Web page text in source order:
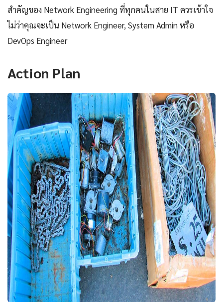
สำคัญของ Network Engineering ที่ทุกคนในสาย IT ควรเข้าใจ
ไม่ว่าคุณจะเป็น Network Engineer, System Admin หรือ
DevOps Engineer
Action Plan